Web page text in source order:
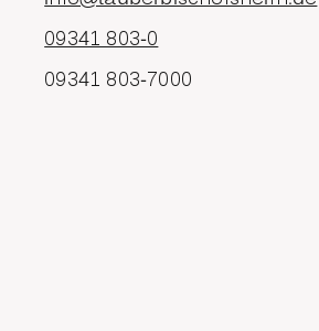
09341 803-0
09341 803-7000